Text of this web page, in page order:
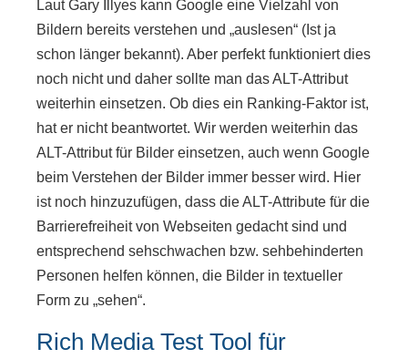
Laut Gary Illyes kann Google eine Vielzahl von
Bildern bereits verstehen und „auslesen“ (Ist ja
schon länger bekannt). Aber perfekt funktioniert dies
noch nicht und daher sollte man das ALT-Attribut
weiterhin einsetzen. Ob dies ein Ranking-Faktor ist,
hat er nicht beantwortet. Wir werden weiterhin das
ALT-Attribut für Bilder einsetzen, auch wenn Google
beim Verstehen der Bilder immer besser wird. Hier
ist noch hinzuzufügen, dass die ALT-Attribute für die
Barrierefreiheit von Webseiten gedacht sind und
entsprechend sehschwachen bzw. sehbehinderten
Personen helfen können, die Bilder in textueller
Form zu „sehen“.
Rich Media Test Tool für